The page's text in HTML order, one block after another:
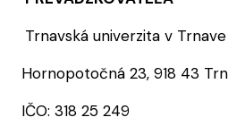
Trnavská univerzita v Trnave
Hornopotočná 23, 918 43
IČO: 318 25 249